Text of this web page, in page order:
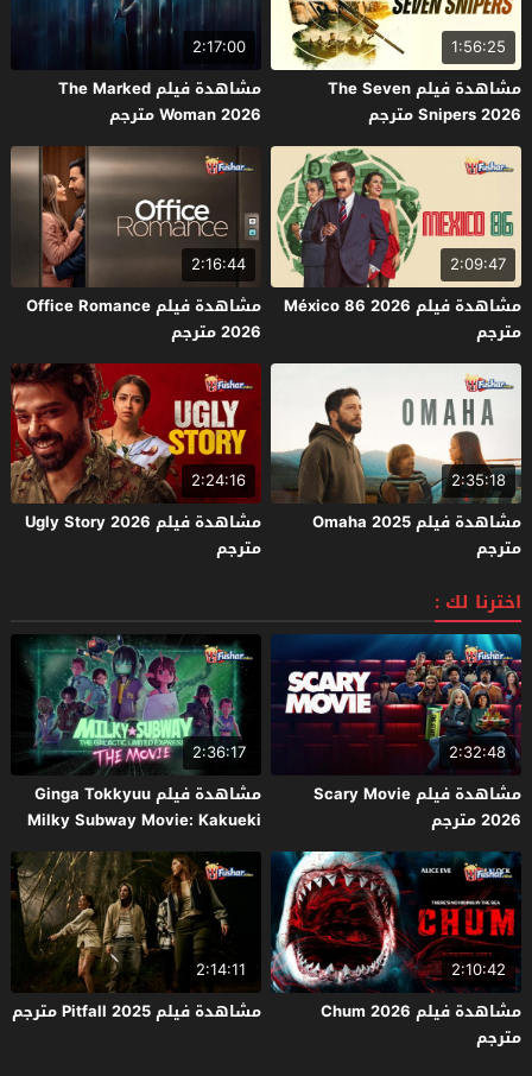
1:56:25
مشاهدة فيلم The Seven
Snipers 2026 مترجم
2:17:00
مشاهدة فيلم The Marked
Woman 2026 مترجم
2:09:47
مشاهدة فيلم México 86 2026
مترجم
2:16:44
مشاهدة فيلم Office Romance
2026 مترجم
2:35:18
مشاهدة فيلم Omaha 2025
مترجم
2:24:16
مشاهدة فيلم Ugly Story 2026
مترجم
اخترنا لك :
2:32:48
مشاهدة فيلم Scary Movie
2026 مترجم
2:36:17
مشاهدة فيلم Ginga Tokkyuu
Milky Subway Movie: Kakueki
Teisha Gekijou Yuki 2026 مترجم
2:10:42
مشاهدة فيلم Chum 2026
مترجم
2:14:11
مشاهدة فيلم Pitfall 2025 مترجم